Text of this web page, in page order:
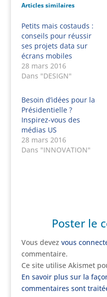
Articles similaires
Petits mais costauds :
conseils pour réussir
ses projets data sur
écrans mobiles
28 mars 2016
Dans "DESIGN"
Besoin d’idées pour la
Présidentielle ?
Inspirez-vous des
médias US
28 mars 2016
Dans "INNOVATION"
Poster le
Vous devez vous
commentaire.
Ce site utilise Akismet
En savoir plus sur la
commentaires sont